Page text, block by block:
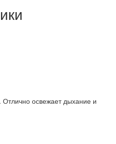
Отлично освежает дыхание и